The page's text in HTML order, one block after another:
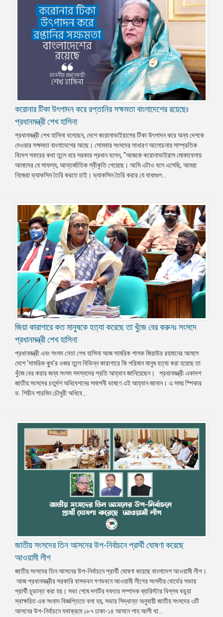
করোনার টিকা উৎপাদন করে রপ্তানির সক্ষমতা বাংলাদেশের রয়েছেঃ
প্রধানমন্ত্রী শেখ হাসিনা
প্রধানমন্ত্রী শেখ হাসিনা বলেছেন, দেশে করোনাভাইরাসের টিকা উৎপাদন করে অন্য দেশকে
দেওয়ার সক্ষমতা বাংলাদেশের আছে। সোমবার সংসদের সাধারণ আলোচনায় সাম্প্রতিক
বিদেশ সফরের কথা তুলে ধরে সরকার প্রধান বলেন, “আজকে করোনাভাইরাস মোকাবেলায়
আমাদের যে সাফল্য, আন্তর্জাতিক স্বীকৃতি পেয়েছে। আমি এটাও বলে এসেছি, আমরা
নিজেরা ভ্যাকসিন তৈরি করতে চাই। ভ্যাকসিন তৈরি করার যে বাধাগুল...
জিয়া কারাগারে কত মানুষকে হত্যা করেছে তা খুঁজে বের করুনঃ সংসদে
প্রধানমন্ত্রী শেখ হাসিনা
প্রধানমন্ত্রী এবং সংসদ নেতা শেখ হাসিনা আজ সামরিক শাসক জিয়াউর রহমানের আমলে
দেশে ‘সামরিক ক্যু’র ওজর তুলে বিভিন্ন কারাগারে কি পরিমান মানুষ হত্যা করা হয়েছে তা
খুঁজে বের করার জন্য সংসদ সদস্যদের প্রতি আহ্বান জানিয়েছেন। প্রধানমন্ত্রী একাদশ
জাতীয় সংসদের চতুর্দশ অধিবেশনের সমাপনী ভাষণে এই আহ্বান জানান। এ সময় স্পিকার
ড. শিরীন শারমিন চৌধুরী অধিবে...
জাতীয় সংসদের তিন আসনের উপ-নির্বাচনে প্রার্থী ঘোষণা করেছে
আওয়ামী লীগ
জাতীয় সংসদের তিন আসনের উপ-নির্বাচনে প্রার্থী ঘোষণা করেছে বাংলাদেশ আওয়ামী লীগ।
আজ প্রধানমন্ত্রীর সরকারি বাসভবন গণভবনে আওয়ামী লীগের সংসদীয় বোর্ডের সভায়
প্রার্থী চূডান্ত করা হয়। সভা শেষে দলটির দফতর সম্পাদক ব্যারিস্টার বিপ্লব বডুয়া
স্বাক্ষরিত এক সংবাদ বিজ্ঞপ্তিতে বলা হয়, সভার সিদ্ধান্ত অনুযায়ী জাতীয় সংসদের ৩টি
আসনের উপ-নির্বাচনে যথাক্রমে ১৮৭ ঢাকা-১৪ আসনে শাহ আলী থা...